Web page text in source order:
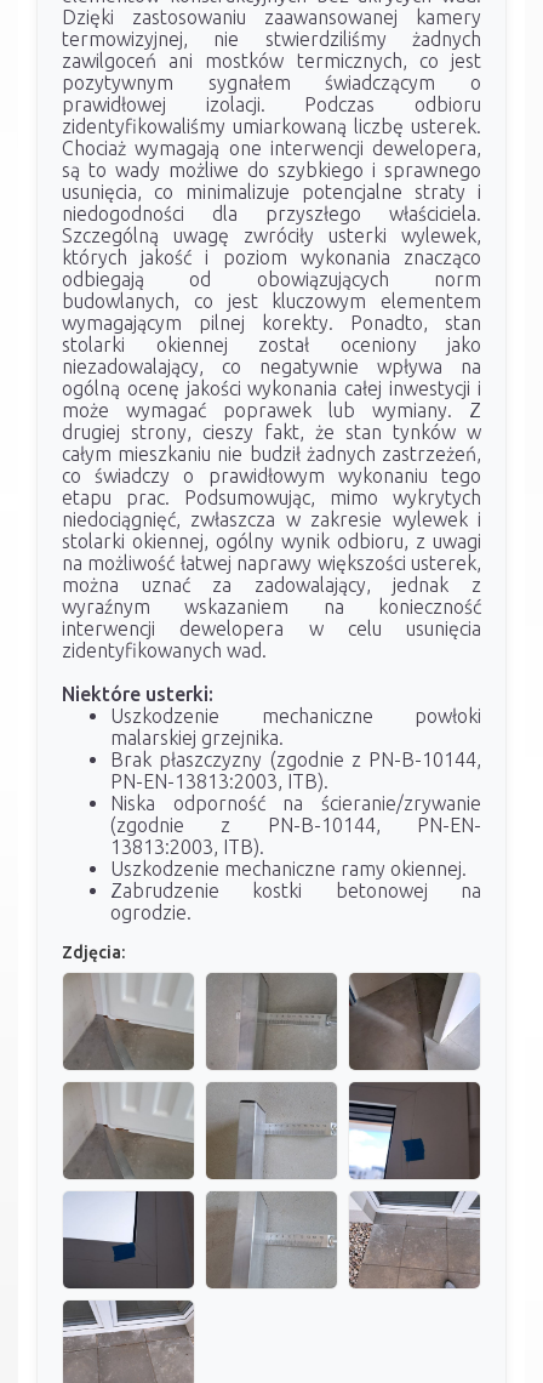
Dzięki zastosowaniu zaawansowanej kamery
termowizyjnej, nie stwierdziliśmy żadnych
zawilgoceń ani mostków termicznych, co jest
pozytywnym sygnałem świadczącym o
prawidłowej izolacji. Podczas odbioru
zidentyfikowaliśmy umiarkowaną liczbę usterek.
Chociaż wymagają one interwencji dewelopera,
są to wady możliwe do szybkiego i sprawnego
usunięcia, co minimalizuje potencjalne straty i
niedogodności dla przyszłego właściciela.
Szczególną uwagę zwróciły usterki wylewek,
których jakość i poziom wykonania znacząco
odbiegają od obowiązujących norm
budowlanych, co jest kluczowym elementem
wymagającym pilnej korekty. Ponadto, stan
stolarki okiennej został oceniony jako
niezadowalający, co negatywnie wpływa na
ogólną ocenę jakości wykonania całej inwestycji i
może wymagać poprawek lub wymiany. Z
drugiej strony, cieszy fakt, że stan tynków w
całym mieszkaniu nie budził żadnych zastrzeżeń,
co świadczy o prawidłowym wykonaniu tego
etapu prac. Podsumowując, mimo wykrytych
niedociągnięć, zwłaszcza w zakresie wylewek i
stolarki okiennej, ogólny wynik odbioru, z uwagi
na możliwość łatwej naprawy większości usterek,
można uznać za zadowalający, jednak z
wyraźnym wskazaniem na konieczność
interwencji dewelopera w celu usunięcia
zidentyfikowanych wad.
Niektóre usterki:
Uszkodzenie mechaniczne powłoki
malarskiej grzejnika.
Brak płaszczyzny (zgodnie z PN-B-10144,
PN-EN-13813:2003, ITB).
Niska odporność na ścieranie/zrywanie
(zgodnie z PN-B-10144, PN-EN-
13813:2003, ITB).
Uszkodzenie mechaniczne ramy okiennej.
Zabrudzenie kostki betonowej na
ogrodzie.
Zdjęcia: